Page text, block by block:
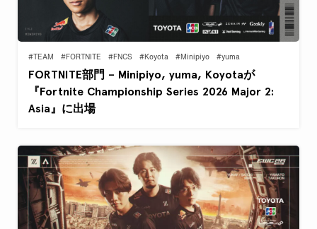
#TEAM #FORTNITE #FNCS #Koyota #Minipiyo #yuma
FORTNITE部門 – Minipiyo, yuma, Koyotaが
『Fortnite Championship Series 2026 Major 2:
Asia』に出場